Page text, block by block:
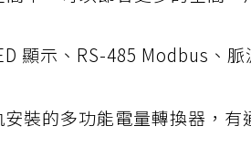
顯示、RS-485 Modbus、脈
裝的多功能電量轉換器，